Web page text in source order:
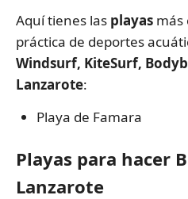
Aquí tienes las playas más
práctica de deportes
Windsurf, KiteSurf,
Lanzarote:
Playa de Famara
Playas para hacer
Lanzarote